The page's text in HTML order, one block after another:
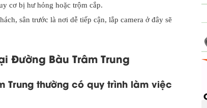
cơ bị hư hỏng hoặc trộm cắp.
sân trước là nơi dễ tiếp cận, lắp camera ở đây sẽ
Đường Bàu Trâm Trung
thường có quy trình làm việc